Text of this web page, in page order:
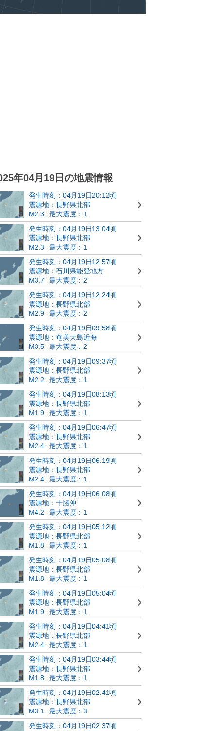
年04月19日の地震情報
発生時刻：04月19日20:12頃
震源地：長野県北部
M2.3
最大震度：1
発生時刻：04月19日13:04頃
震源地：長野県北部
M2.3
最大震度：1
発生時刻：04月19日12:57頃
震源地：石川県能登地方
M3.7
最大震度：2
発生時刻：04月19日12:24頃
震源地：長野県北部
M2.9
最大震度：2
発生時刻：04月19日09:58頃
震源地：奄美大島近海
M3.5
最大震度：2
発生時刻：04月19日09:37頃
震源地：長野県北部
M2.2
最大震度：1
発生時刻：04月19日08:13頃
震源地：長野県北部
M1.9
最大震度：1
発生時刻：04月19日06:47頃
震源地：長野県北部
M2.4
最大震度：1
発生時刻：04月19日06:19頃
震源地：長野県北部
M2.4
最大震度：1
発生時刻：04月19日06:08頃
震源地：十勝沖
M4.2
最大震度：1
発生時刻：04月19日05:12頃
震源地：長野県北部
M1.8
最大震度：1
発生時刻：04月19日05:08頃
震源地：長野県北部
M1.8
最大震度：1
発生時刻：04月19日05:04頃
震源地：長野県北部
M1.9
最大震度：1
発生時刻：04月19日04:41頃
震源地：長野県北部
M2.4
最大震度：1
発生時刻：04月19日03:44頃
震源地：長野県北部
M1.8
最大震度：1
発生時刻：04月19日02:41頃
震源地：長野県北部
M3.1
最大震度：3
発生時刻：04月19日02:37頃